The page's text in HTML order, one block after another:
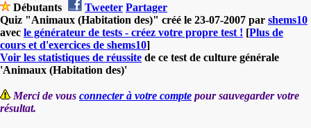
Débutants Tweeter Partager
Quiz "Animaux (Habitation des)" créé le 23-07-2007 par shems10
avec le générateur de tests - créez votre propre test ! [Plus de
cours et d'exercices de shems10]
Voir les statistiques de réussite de ce test de culture générale
'Animaux (Habitation des)'
Merci de vous connecter à votre compte pour sauvegarder votre
résultat.